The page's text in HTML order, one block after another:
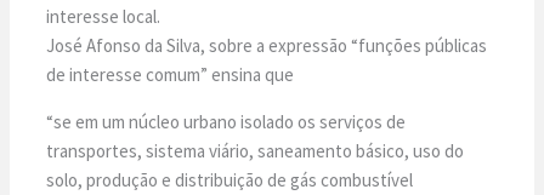
interesse local.
José Afonso da Silva, sobre a expressão “funções públicas
de interesse comum” ensina que
“se em um núcleo urbano isolado os serviços de
transportes, sistema viário, saneamento básico, uso do
solo, produção e distribuição de gás combustível